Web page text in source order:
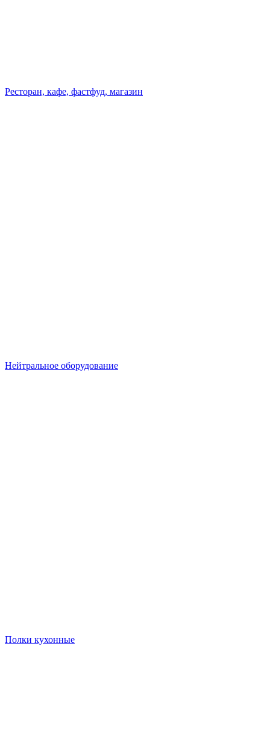
Ресторан, кафе, фастфуд, магазин
Нейтральное оборудование
Полки кухонные